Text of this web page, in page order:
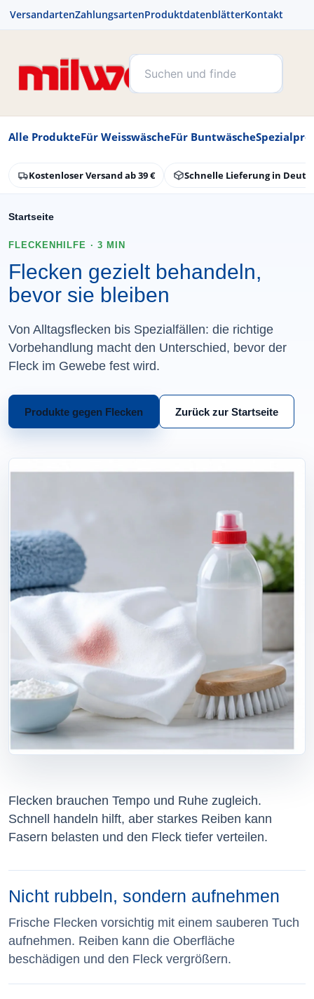
VersandartenZahlungsartenProduktdatenblätterKontakt
Alle ProdukteFür WeisswäscheFür Buntwäsche
Kostenloser Versand ab 39 € Schnelle Lieferung in
Startseite
FLECKENHILFE · 3 MIN
Flecken gezielt behandeln,
bevor sie bleiben
Von Alltagsflecken bis Spezialfällen: die richtige
Vorbehandlung macht den Unterschied, bevor der
Fleck im Gewebe fest wird.
Produkte gegen Flecken Zurück zur Startseite
Flecken brauchen Tempo und Ruhe zugleich.
Schnell handeln hilft, aber starkes Reiben kann
Fasern belasten und den Fleck tiefer verteilen.
Nicht rubbeln, sondern aufnehmen
Frische Flecken vorsichtig mit einem sauberen Tuch
aufnehmen. Reiben kann die Oberfläche
beschädigen und den Fleck vergrößern.